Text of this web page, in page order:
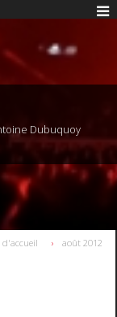
Dubuquoy
d'accueil août 2012